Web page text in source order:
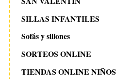
SILLAS INFANTILES
Sofás y sillones
SORTEOS ONLINE
TIENDAS ONLINE NIÑOS